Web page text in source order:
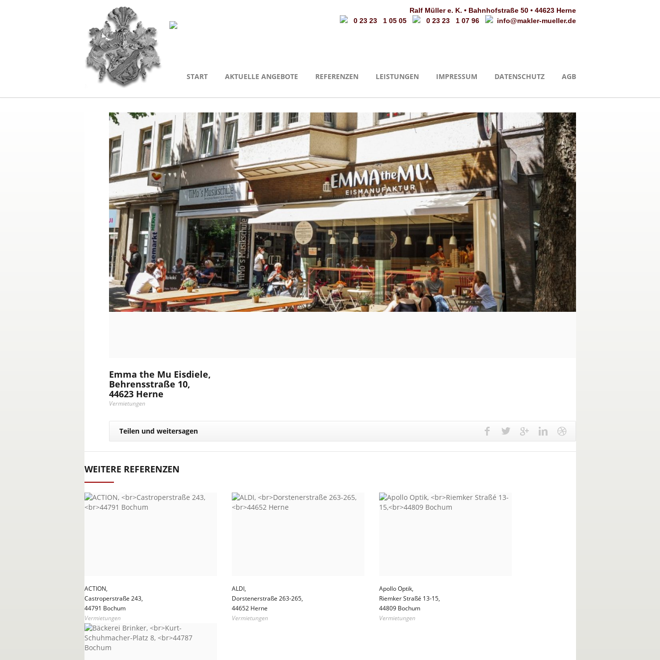
Ralf Müller e. K. • Bahnhofstraße 50 • 44623 Herne
0 23 23 1 05 05
0 23 23 1 07 96 info@makler-mueller.de
START AKTUELLE ANGEBOTE REFERENZEN LEISTUNGEN IMPRESSUM DATENSCHUTZ AGB
Emma the Mu Eisdiele,
Behrensstraße 10,
44623 Herne
Vermietungen
Teilen und weitersagen
WEITERE REFERENZEN
ACTION,
Castroperstraße 243,
44791 Bochum
Vermietungen
ALDI,
Dorstenerstraße 263-265,
44652 Herne
Vermietungen
Apollo Optik,
Riemker Straßé 13-15,
44809 Bochum
Vermietungen